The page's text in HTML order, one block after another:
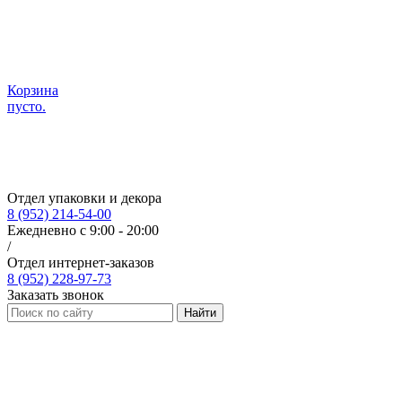
Корзина
пусто.
Отдел упаковки и декора
8 (952) 214-54-00
Ежедневно с 9:00 - 20:00
/
Отдел интернет-заказов
8 (952) 228-97-73
Заказать звонок
Найти